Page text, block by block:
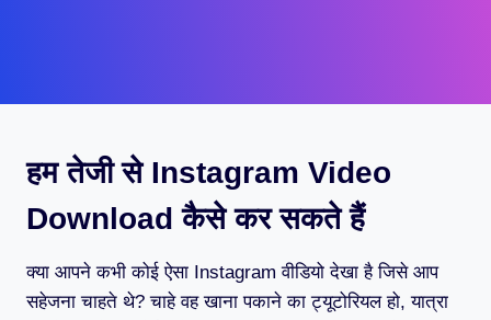
हम तेजी से Instagram Video
Download कैसे कर सकते हैं
क्या आपने कभी कोई ऐसा Instagram वीडियो देखा है जिसे आप
सहेजना चाहते थे? चाहे वह खाना पकाने का ट्यूटोरियल हो, यात्रा